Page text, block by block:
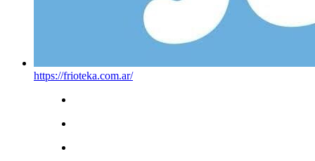
https://frioteka.com.ar/